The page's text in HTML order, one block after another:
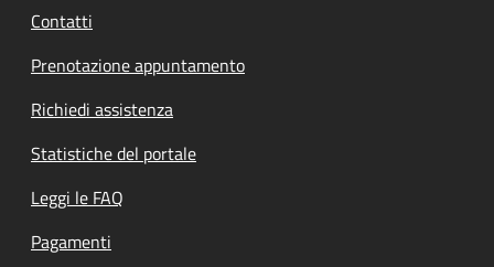
Contatti
Prenotazione appuntamento
Richiedi assistenza
Statistiche del portale
Leggi le FAQ
Pagamenti